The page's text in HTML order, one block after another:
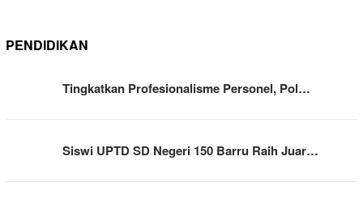
PENDIDIKAN
Tingkatkan Profesionalisme Personel, Pol…
Siswi UPTD SD Negeri 150 Barru Raih Juar…